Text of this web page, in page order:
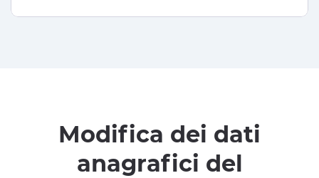
Modifica dei dati
anagrafici del